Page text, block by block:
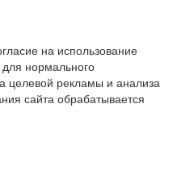
на использование
нормального
целевой рекламы и анализа
сайта обрабатывается